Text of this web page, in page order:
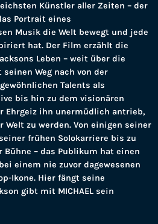
Künstler aller Zeiten – der
Portrait eines
Musik die Welt bewegt und jede
hat. Der Film erzählt die
Leben – weit über die
Weg nach von der
Talents als
bis hin zu dem visionären
Ehrgeiz ihn unermüdlich antrieb,
zu werden. Von einigen seiner
frühen Solokarriere bis zu
– das Publikum hat einen
einem nie zuvor dagewesenen
Ikone. Hier fängt seine
gibt mit MICHAEL sein